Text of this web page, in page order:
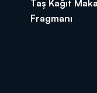
Taş Kağıt
Fragmanı